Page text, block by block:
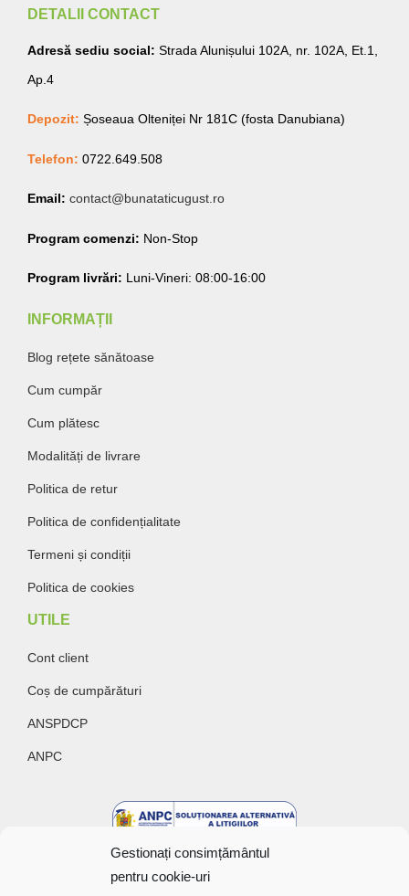
Gestionați consimțământul
pentru cookie-uri
DETALII CONTACT
Adresă sediu social: Strada Alunișului 102A, nr. 102A, Et.1,
Ap.4
Depozit: Șoseaua Olteniței Nr 181C (fosta Danubiana)
Telefon: 0722.649.508
Email: contact@bunataticugust.ro
Program comenzi: Non-Stop
Program livrări: Luni-Vineri: 08:00-16:00
INFORMAȚII
Blog rețete sănătoase
Cum cumpăr
Cum plătesc
Modalități de livrare
Politica de retur
Politica de confidențialitate
Termeni și condiții
Politica de cookies
UTILE
Cont client
Coș de cumpărături
ANSPDCP
ANPC